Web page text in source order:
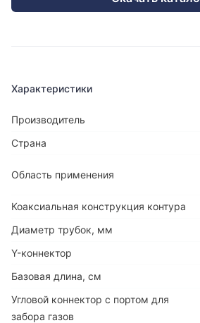
Характеристики
Производитель
Страна
Область применения
Коаксиальная конструкция контура
Диаметр трубок, мм
Y-коннектор
Базовая длина, см
Угловой коннектор с портом для
забора газов